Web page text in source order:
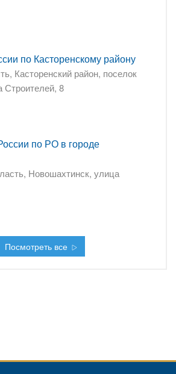
по Касторенскому району
Касторенский район, поселок
8
по РО в городе
Новошахтинск, улица
Посмотреть все